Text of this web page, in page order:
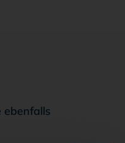
ebenfalls